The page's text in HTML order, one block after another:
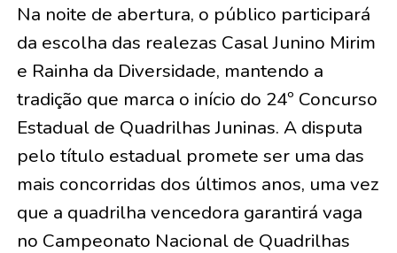
Na noite de abertura, o público participará
da escolha das realezas Casal Junino Mirim
e Rainha da Diversidade, mantendo a
tradição que marca o início do 24º Concurso
Estadual de Quadrilhas Juninas. A disputa
pelo título estadual promete ser uma das
mais concorridas dos últimos anos, uma vez
que a quadrilha vencedora garantirá vaga
no Campeonato Nacional de Quadrilhas